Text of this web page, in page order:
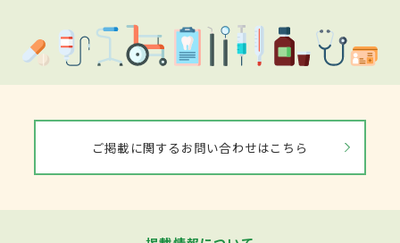
ご掲載に関するお問い合わせはこちら